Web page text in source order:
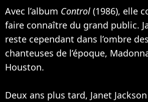
Avec l’album Control (1986), elle
faire connaître du grand public.
reste cependant dans l’ombre
chanteuses de l’époque,
Houston.
Deux ans plus tard, Janet